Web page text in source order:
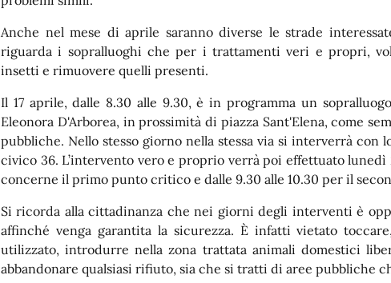
Anche nel mese di aprile saranno diverse le strade
riguarda i sopralluoghi che per i trattamenti veri e propri,
insetti e rimuovere quelli presenti.
Il 17 aprile, dalle 8.30 alle 9.30, è in programma un
Eleonora D'Arborea, in prossimità di piazza Sant'Elena, come
pubbliche. Nello stesso giorno nella stessa via si interverrà con
civico 36. L’intervento vero e proprio verrà poi effettuato lunedì
concerne il primo punto critico e dalle 9.30 alle 10.30 per il
Si ricorda alla cittadinanza che nei giorni degli interventi è
affinché venga garantita la sicurezza. È infatti vietato
utilizzato, introdurre nella zona trattata animali domestici
abbandonare qualsiasi rifiuto, sia che si tratti di aree pubbliche